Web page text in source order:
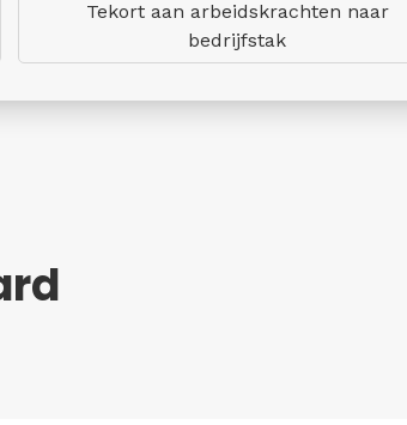
Tekort aan arbeidskrachten naar
bedrijfstak